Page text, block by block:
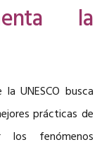
la
UNESCO busca
prácticas de
los fenómenos